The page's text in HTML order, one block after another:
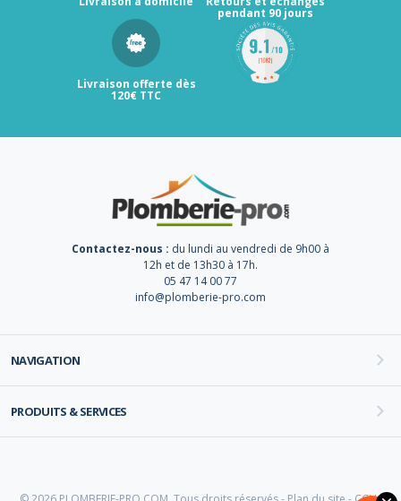
pendant 90 jours
Livraison offerte dès
120€ TTC
Contactez-nous : du lundi au vendredi de 9h00 à
12h et de 13h30 à 17h.
05 47 14 00 77
info@plomberie-pro.com
NAVIGATION
PRODUITS & SERVICES